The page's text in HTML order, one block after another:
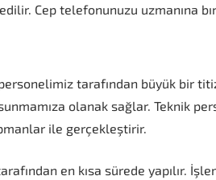
Cep telefonunuzu uzmanına
tarafından büyük bir
olanak sağlar. Teknik
ile gerçekleştirir.
en kısa sürede yapılır.